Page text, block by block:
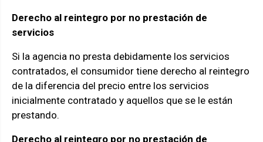
Derecho al reintegro por no prestación de
servicios
Si la agencia no presta debidamente los servicios
contratados, el consumidor tiene derecho al reintegro
de la diferencia del precio entre los servicios
inicialmente contratado y aquellos que se le están
prestando.
Derecho al reintegro por no prestación de